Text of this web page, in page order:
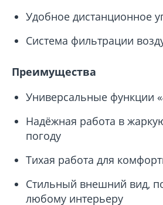
Удобное дистанционное
Система фильтрации
Преимущества
Универсальные функции
Надёжная работа в
погоду
Тихая работа для
Стильный внешний вид,
любому интерьеру